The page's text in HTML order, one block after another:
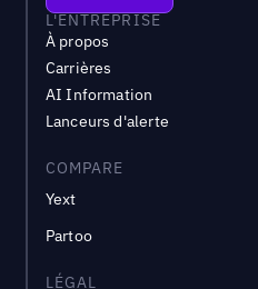
L'ENTREPRISE
À propos
Carrières
AI Information
Lanceurs d'alerte
COMPARE
Yext
Partoo
LÉGAL